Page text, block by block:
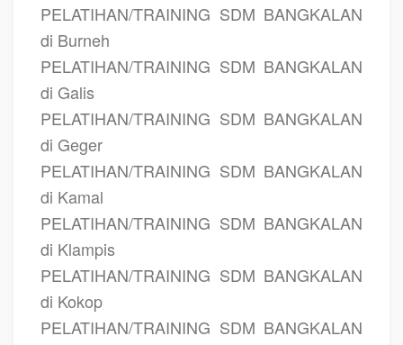
PELATIHAN/TRAINING SDM BANGKALAN
di Burneh
PELATIHAN/TRAINING SDM BANGKALAN
di Galis
PELATIHAN/TRAINING SDM BANGKALAN
di Geger
PELATIHAN/TRAINING SDM BANGKALAN
di Kamal
PELATIHAN/TRAINING SDM BANGKALAN
di Klampis
PELATIHAN/TRAINING SDM BANGKALAN
di Kokop
PELATIHAN/TRAINING SDM BANGKALAN